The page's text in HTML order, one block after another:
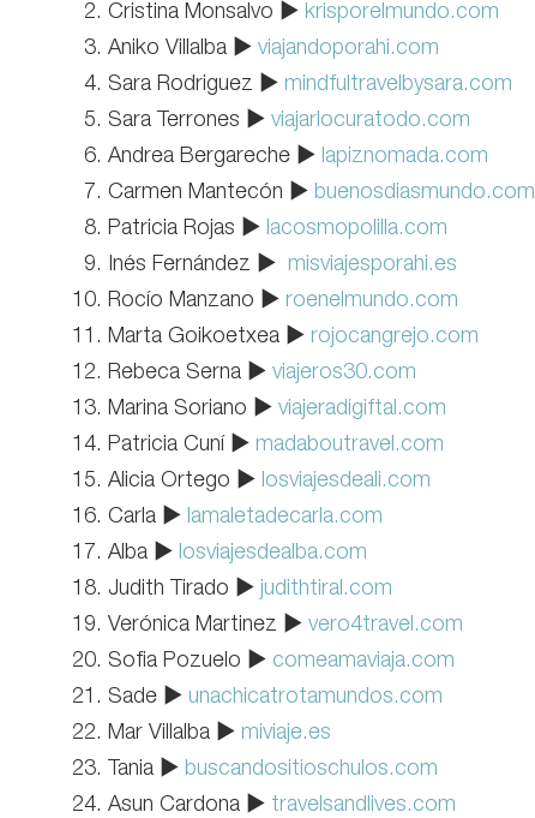
Cristina Monsalvo ▶ krisporelmundo.com
Aniko Villalba ▶ viajandoporahi.com
Sara Rodriguez ▶ mindfultravelbysara.com
Sara Terrones ▶ viajarlocuratodo.com
Andrea Bergareche ▶ lapiznomada.com
Carmen Mantecón ▶ buenosdiasmundo.com
Patricia Rojas ▶ lacosmopolilla.com
Inés Fernández ▶ misviajesporahi.es
Rocío Manzano ▶ roenelmundo.com
Marta Goikoetxea ▶ rojocangrejo.com
Rebeca Serna ▶ viajeros30.com
Marina Soriano ▶ viajeradigiftal.com
Patricia Cuní ▶ madaboutravel.com
Alicia Ortego ▶ losviajesdeali.com
Carla ▶ lamaletadecarla.com
Alba ▶ losviajesdealba.com
Judith Tirado ▶ judithtiral.com
Verónica Martinez ▶ vero4travel.com
Sofia Pozuelo ▶ comeamaviaja.com
Sade ▶ unachicatrotamundos.com
Mar Villalba ▶ miviaje.es
Tania ▶ buscandositioschulos.com
Asun Cardona ▶ travelsandlives.com